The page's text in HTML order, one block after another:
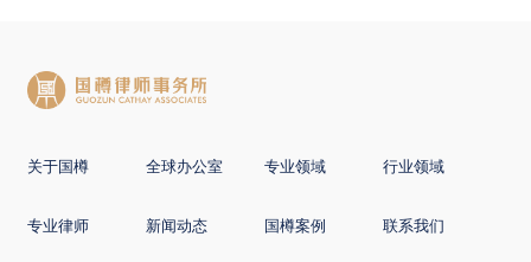
关于国樽 全球办公室 专业领域 行业领域
专业律师 新闻动态 国樽案例 联系我们